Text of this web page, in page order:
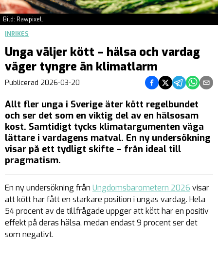
Bild: Rawpixel.
INRIKES
Unga väljer kött – hälsa och vardag
väger tyngre än klimatlarm
Publicerad 2026-03-20 Dela på Facebook
Dela på Twitter
Dela påDela på
Dela
Allt fler unga i Sverige äter kött regelbundet
och ser det som en viktig del av en hälsosam
kost. Samtidigt tycks klimatargumenten väga
lättare i vardagens matval. En ny undersökning
visar på ett tydligt skifte – från ideal till
pragmatism.
En ny undersökning från Ungdomsbarometern 2026 visar
att kött har fått en starkare position i ungas vardag. Hela
54 procent av de tillfrågade uppger att kött har en positiv
effekt på deras hälsa, medan endast 9 procent ser det
som negativt.